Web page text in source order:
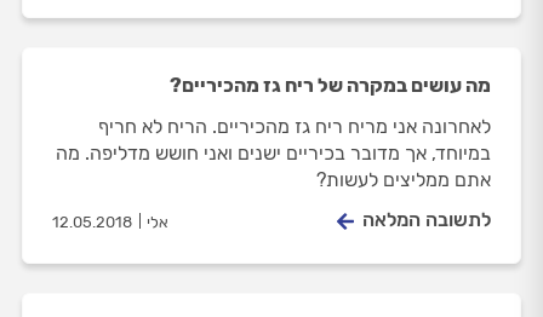
מה עושים במקרה של ריח גז מהכיריים?
לאחרונה אני מריח ריח גז מהכיריים. הריח לא חריף
במיוחד, אך מדובר בכיריים ישנים ואני חושש מדליפה. מה
אתם ממליצים לעשות?
אלי 12.05.2018 לתשובה המלאה